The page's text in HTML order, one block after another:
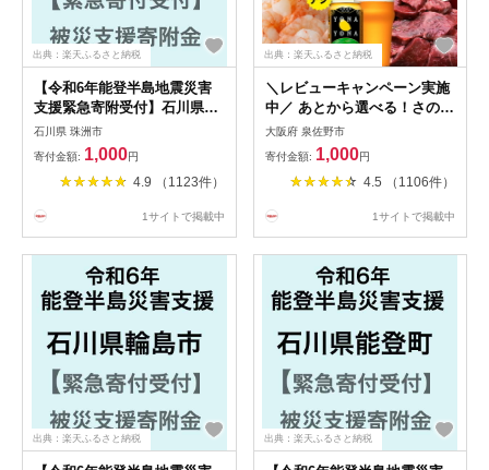
出典：楽天ふるさと納税
【令和6年能登半島地震災害
支援緊急寄附受付】石川県珠
洲市災害応援寄附金（返礼品
はありません）
石川県 珠洲市
寄付金額: 1,000円
4.9 （1123件）
1サイトで掲載中
出典：楽天ふるさと納税
＼レビューキャンペーン実施
中／ あとから選べる！さのち
ょくカタログ ( 寄附 1,000 円
～ 1,000,000 円コース ) 肉 カ
ニ おせち うなぎ 日用品 など
約2,600品以上掲載 泉佐野カ
大阪府 泉佐野市
寄付金額: 1,000円
4.5 （1106件）
1サイトで掲載中
出典：楽天ふるさと納税 出典：楽天ふるさと納税